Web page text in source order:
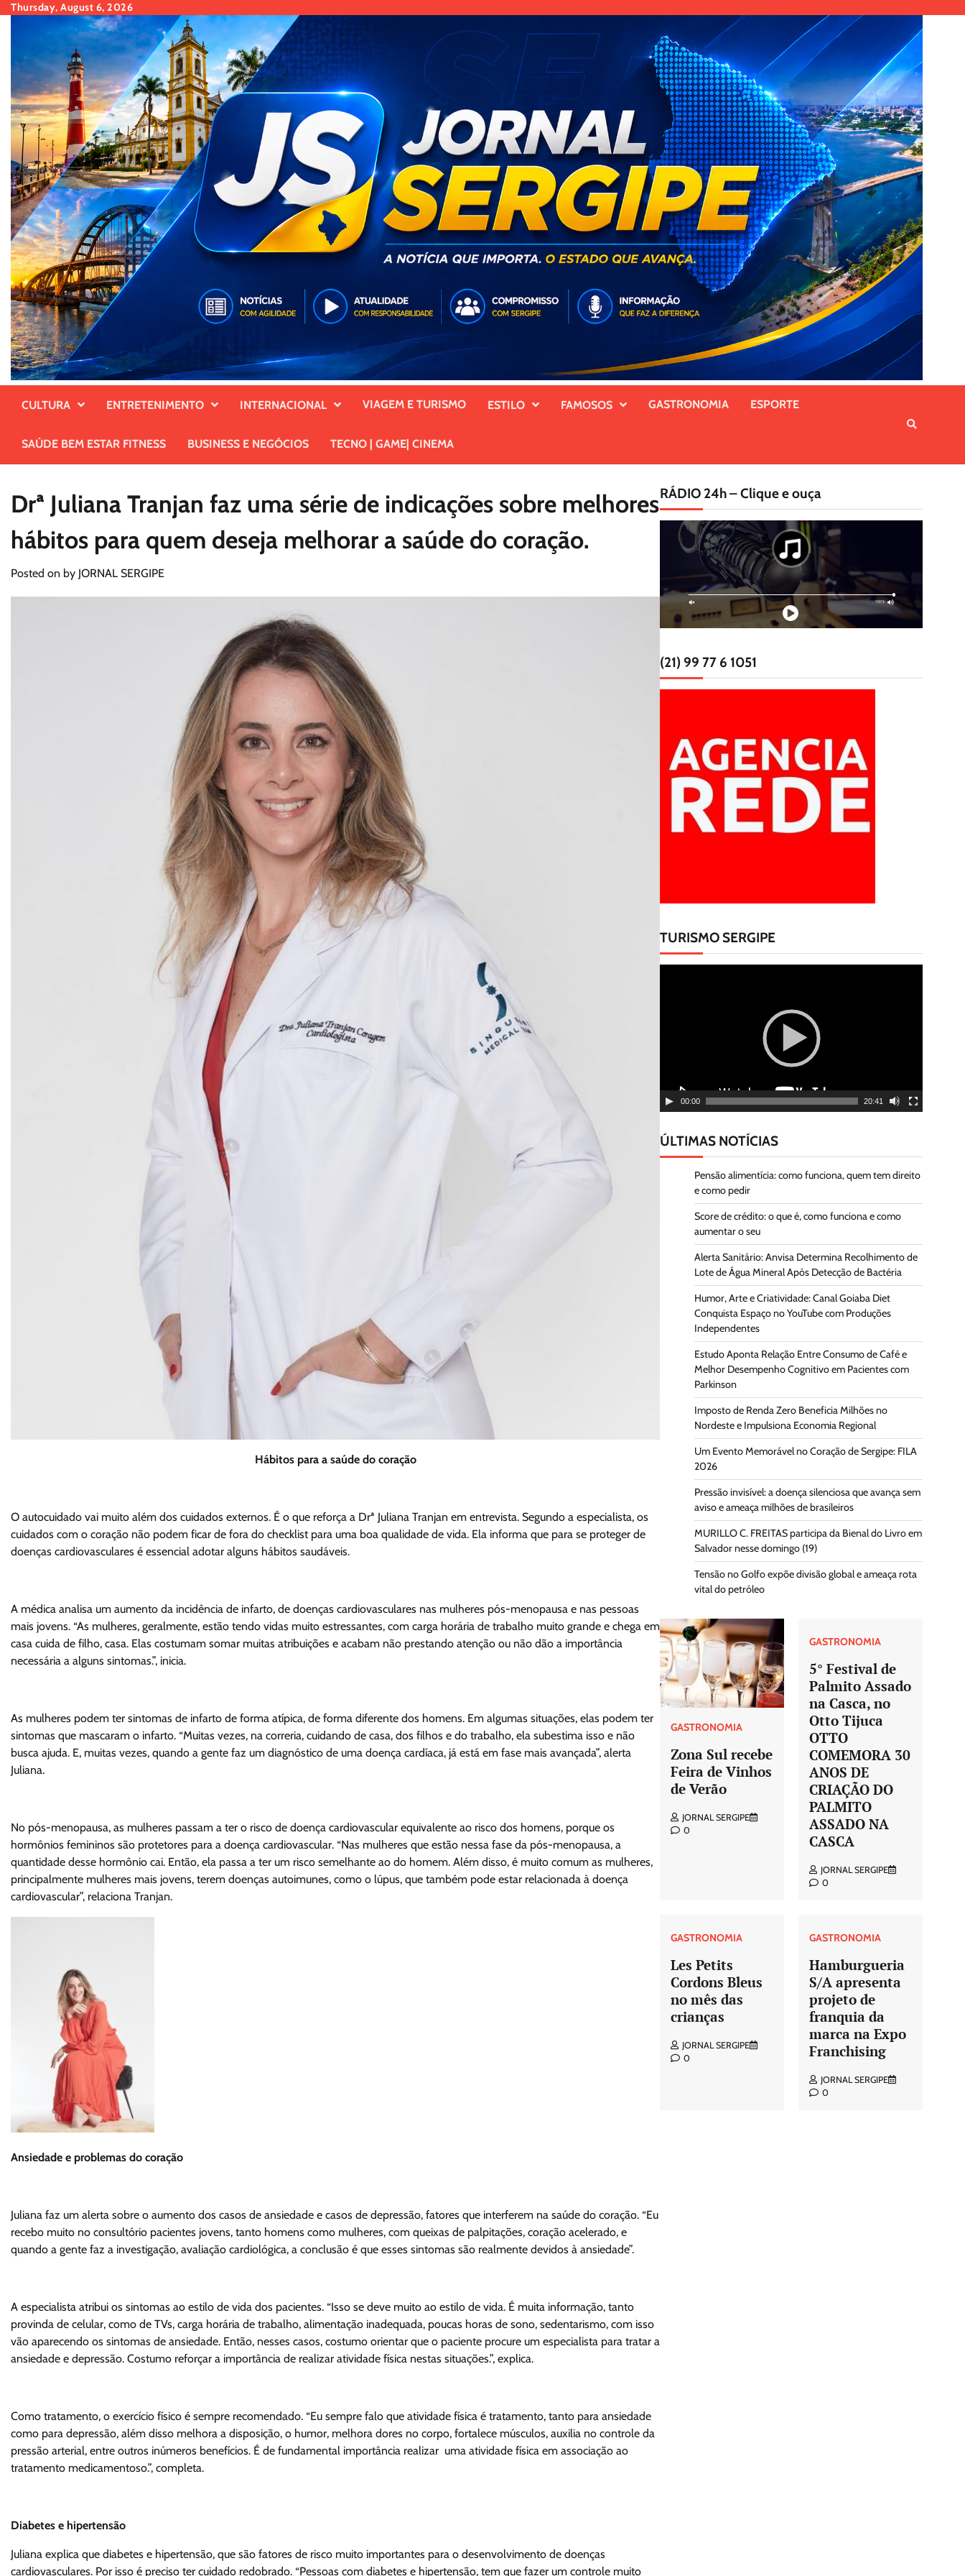
SkipThursday, August 6, 2026
CULTURA ENTRETENIMENTO INTERNACIONAL VIAGEM E TURISMO ESTILO FAMOSOS GASTRONOMIA ESPORTE
SAÚDE BEM ESTAR FITNESS BUSINESS E NEGÓCIOS TECNO | GAME| CINEMA
Drª Juliana Tranjan faz uma série de indicações sobre melhores
hábitos para quem deseja melhorar a saúde do coração.
Posted on by JORNAL SERGIPE
Hábitos para a saúde do coração
O autocuidado vai muito além dos cuidados externos. É o que reforça a Drª Juliana Tranjan em entrevista. Segundo a especialista, os
cuidados com o coração não podem ficar de fora do checklist para uma boa qualidade de vida. Ela informa que para se proteger de
doenças cardiovasculares é essencial adotar alguns hábitos saudáveis.
A médica analisa um aumento da incidência de infarto, de doenças cardiovasculares nas mulheres pós-menopausa e nas pessoas
mais jovens. “As mulheres, geralmente, estão tendo vidas muito estressantes, com carga horária de trabalho muito grande e chega em
casa cuida de filho, casa. Elas costumam somar muitas atribuições e acabam não prestando atenção ou não dão a importância
necessária a alguns sintomas.”, inicia.
As mulheres podem ter sintomas de infarto de forma atípica, de forma diferente dos homens. Em algumas situações, elas podem ter
sintomas que mascaram o infarto. “Muitas vezes, na correria, cuidando de casa, dos filhos e do trabalho, ela subestima isso e não
busca ajuda. E, muitas vezes, quando a gente faz um diagnóstico de uma doença cardíaca, já está em fase mais avançada”, alerta
Juliana.
No pós-menopausa, as mulheres passam a ter o risco de doença cardiovascular equivalente ao risco dos homens, porque os
hormônios femininos são protetores para a doença cardiovascular. “Nas mulheres que estão nessa fase da pós-menopausa, a
quantidade desse hormônio cai. Então, ela passa a ter um risco semelhante ao do homem. Além disso, é muito comum as mulheres,
principalmente mulheres mais jovens, terem doenças autoimunes, como o lúpus, que também pode estar relacionada à doença
cardiovascular”, relaciona Tranjan.
Ansiedade e problemas do coração
Juliana faz um alerta sobre o aumento dos casos de ansiedade e casos de depressão, fatores que interferem na saúde do coração. “Eu
recebo muito no consultório pacientes jovens, tanto homens como mulheres, com queixas de palpitações, coração acelerado, e
quando a gente faz a investigação, avaliação cardiológica, a conclusão é que esses sintomas são realmente devidos à ansiedade”.
A especialista atribui os sintomas ao estilo de vida dos pacientes. “Isso se deve muito ao estilo de vida. É muita informação, tanto
provinda de celular, como de TVs, carga horária de trabalho, alimentação inadequada, poucas horas de sono, sedentarismo, com isso
vão aparecendo os sintomas de ansiedade. Então, nesses casos, costumo orientar que o paciente procure um especialista para tratar a
ansiedade e depressão. Costumo reforçar a importância de realizar atividade física nestas situações.”, explica.
Como tratamento, o exercício físico é sempre recomendado. “Eu sempre falo que atividade física é tratamento, tanto para ansiedade
como para depressão, além disso melhora a disposição, o humor, melhora dores no corpo, fortalece músculos, auxilia no controle da
pressão arterial, entre outros inúmeros benefícios. É de fundamental importância realizar uma atividade física em associação ao
tratamento medicamentoso.”, completa.
Diabetes e hipertensão
Juliana explica que diabetes e hipertensão, que são fatores de risco muito importantes para o desenvolvimento de doenças
cardiovasculares. Por isso é preciso ter cuidado redobrado. “Pessoas com diabetes e hipertensão, tem que fazer um controle muito
RÁDIO 24h – Clique e ouça
(21) 99 77 6 1051
TURISMO SERGIPE
00:00 20:41
ÚLTIMAS NOTÍCIAS
Pensão alimentícia: como funciona, quem tem direito
e como pedir
Score de crédito: o que é, como funciona e como
aumentar o seu
Alerta Sanitário: Anvisa Determina Recolhimento de
Lote de Água Mineral Após Detecção de Bactéria
Humor, Arte e Criatividade: Canal Goiaba Diet
Conquista Espaço no YouTube com Produções
Independentes
Estudo Aponta Relação Entre Consumo de Café e
Melhor Desempenho Cognitivo em Pacientes com
Parkinson
Imposto de Renda Zero Beneficia Milhões no
Nordeste e Impulsiona Economia Regional
Um Evento Memorável no Coração de Sergipe: FILA
2026
Pressão invisível: a doença silenciosa que avança sem
aviso e ameaça milhões de brasileiros
MURILLO C. FREITAS participa da Bienal do Livro em
Salvador nesse domingo (19)
Tensão no Golfo expõe divisão global e ameaça rota
vital do petróleo
GASTRONOMIA
Zona Sul recebe
Feira de Vinhos
de Verão
JORNAL SERGIPE
0
GASTRONOMIA
5° Festival de
Palmito Assado
na Casca, no
Otto Tijuca
OTTO
COMEMORA 30
ANOS DE
CRIAÇÃO DO
PALMITO
ASSADO NA
CASCA
JORNAL SERGIPE
0
GASTRONOMIA
Les Petits
Cordons Bleus
no mês das
crianças
JORNAL SERGIPE
0
GASTRONOMIA
Hamburgueria
S/A apresenta
projeto de
franquia da
marca na Expo
Franchising
JORNAL SERGIPE
0